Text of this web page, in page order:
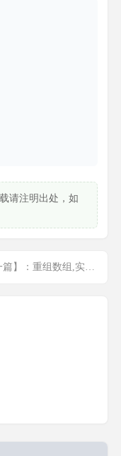
请注明出处，如
【下一篇】：重组数组,实现数组里面套数组